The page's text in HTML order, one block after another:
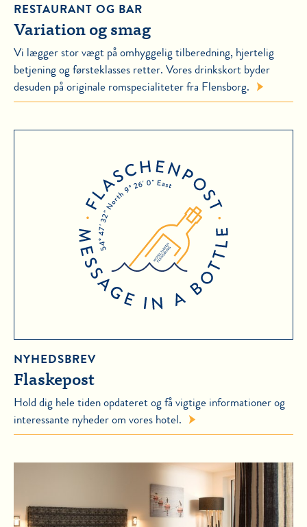
RESTAURANT OG BAR
Variation og smag
Vi lægger stor vægt på omhyggelig tilberedning, hjertelig
betjening og førsteklasses retter. Vores drinkskort byder
desuden på originale romspecialiteter fra Flensborg.
NYHEDSBREV
Flaskepost
Hold dig hele tiden opdateret og få vigtige informationer og
interessante nyheder om vores hotel.